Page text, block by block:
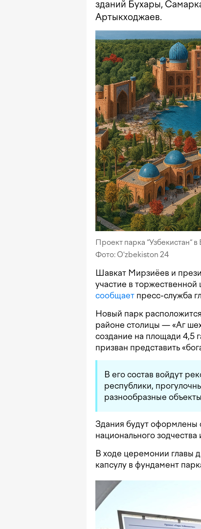
зданий Бухары,
Артыкходжаев.
Проект парка “Узбекистан“ в
Фото: O'zbekiston 24
Шавкат Мирзиёев и
участие в торжественной
сообщает пресс-служба
Новый парк
районе столицы — «Аг
создание на площади 4,5
призван представить
В его состав войдут
республики,
разнообразные
Здания будут оформлены
национального
В ходе церемонии главы
капсулу в фундамент